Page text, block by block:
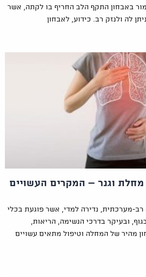
באבחון התקף הלב החריף בו לקתה, אשר
לה ולנזק רב. כידוע, לאבחון
וגנר – המקרים העשויים
רב-מערכתית, נדירה למדי, אשר פוגעת בכלי
ובעיקר בדרכי הנשימה, הריאות,
מהיר של המחלה וטיפול מתאים עשויים